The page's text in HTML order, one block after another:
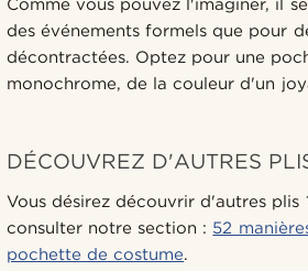
Comme vous pouvez l'imaginer, il
des événements formels que pour
décontractées. Optez pour une
monochrome, de la couleur d'un
DÉCOUVREZ D'AUTRES
Vous désirez découvrir d'autres plis
consulter notre section : 52
pochette de costume.